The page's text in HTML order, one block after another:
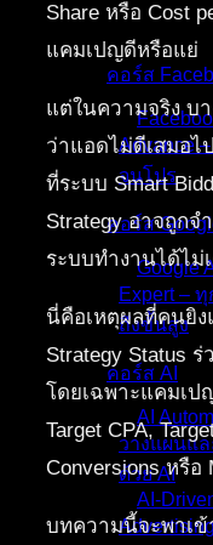
คอร์สทั้งหมด
คอร์ส
Advance
จนโปร
คอร์ส
Google
Expert –
ถึงขั้นสูง
คอร์ส AI
AI
วางแผนแ
ด้วย AI
AI-
Share หรือ Cost
แคมเปญดีหรือแย่
แต่ในความจริง บ
ว่าแอดไม่ดีเสมอไ
ที่ระบบ Smart
Strategy อาจถูกจ
ระบบทำงานได้ไม่
นี่คือเหตุผลที่คนยิง
Strategy Status
โดยเฉพาะแคมเ
Target CPA,
Conversions หรือ
บทความนี้จะพาเข้